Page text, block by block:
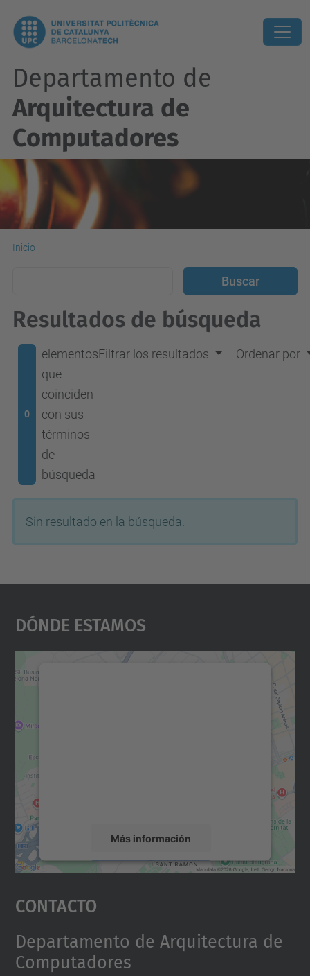
Departamento de
Arquitectura de
Computadores
Inicio
Resultados de búsqueda
0
elementos
que
coinciden
con sus
términos
de
búsqueda
Filtrar los resultados Ordenar por
Sin resultado en la búsqueda.
Dónde Estamos
Más información
Aceptar
powered by
Contacto
Departamento de Arquitectura de
Computadores